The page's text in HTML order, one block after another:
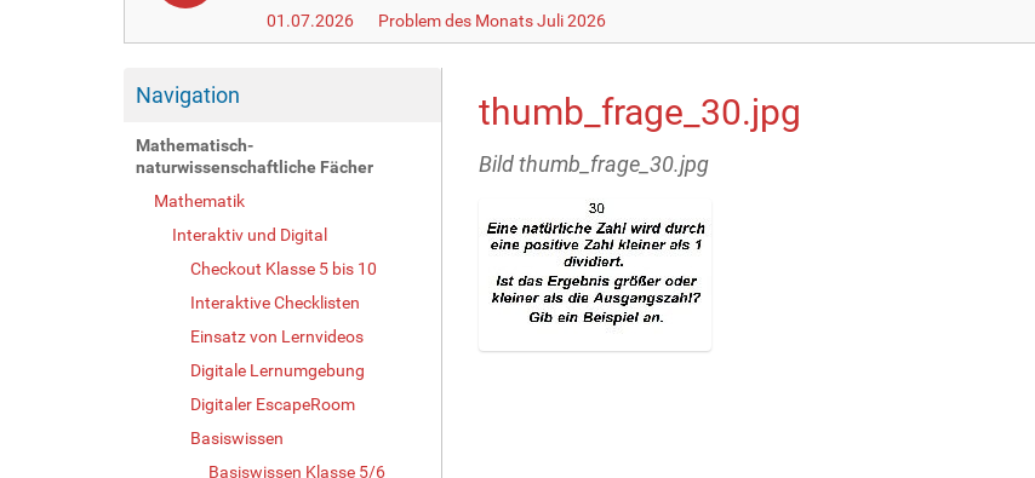
01.07.2026
Problem des Monats Juli 2026
Navigation
Mathematisch-
naturwissenschaftliche Fächer
Mathematik
Interaktiv und Digital
Checkout Klasse 5 bis 10
Interaktive Checklisten
Einsatz von Lernvideos
Digitale Lernumgebung
Digitaler EscapeRoom
Basiswissen
Basiswissen Klasse 5/6
thumb_frage_30.jpg
Bild thumb_frage_30.jpg